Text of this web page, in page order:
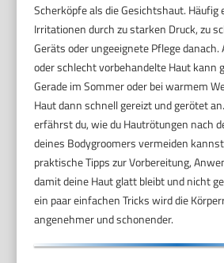
Scherköpfe als die Gesichtshaut.
Irritationen durch zu starken Druck, zu
Geräts oder ungeeignete Pflege danach.
oder schlecht vorbehandelte Haut kann
Gerade im Sommer oder bei warmem
Haut dann schnell gereizt und gerötet
erfährst du, wie du Hautrötungen nach
deines Bodygroomers vermeiden
praktische Tipps zur Vorbereitung,
damit deine Haut glatt bleibt und nicht
ein paar einfachen Tricks wird die
angenehmer und schonender.